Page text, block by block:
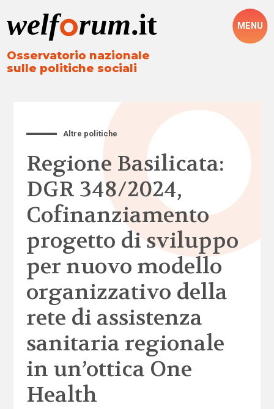
Osservatorio nazionale
sulle politiche sociali
MENU
Altre politiche
Regione Basilicata:
DGR 348/2024,
Cofinanziamento
progetto di sviluppo
per nuovo modello
organizzativo della
rete di assistenza
sanitaria regionale
in un’ottica One
Health